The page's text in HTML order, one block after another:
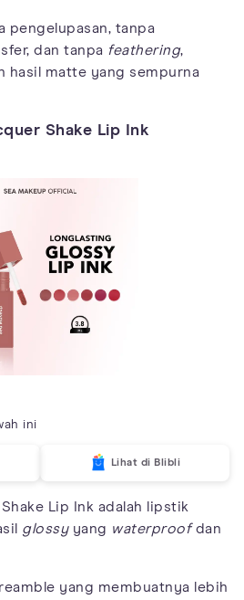
pengelupasan, tanpa
dan tanpa feathering,
hasil matte yang sempurna
Shake Lip Ink
ini
Lihat di Blibli
Lip Ink adalah lipstik
glossyyang waterproofdan
yang membuatnya lebih